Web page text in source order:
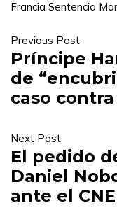
Francia Sentencia
Previous Post
Príncipe
de
caso
Next Post
El pedido
Daniel
ante el CNE